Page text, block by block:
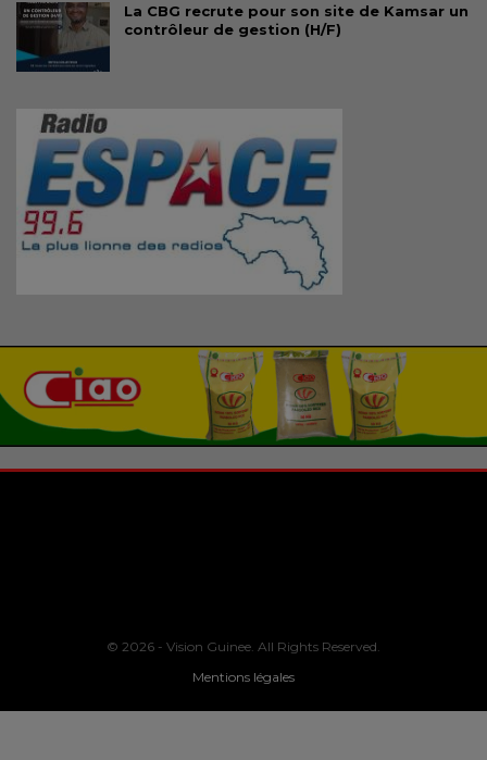
La CBG recrute pour son site de Kamsar un
contrôleur de gestion (H/F)
© 2026 - Vision Guinee. All Rights Reserved.
Mentions légales